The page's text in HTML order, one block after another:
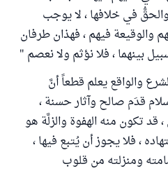
والحقُّ في خلافها ، لا يوجب
والوقيعة فيهم ، فهذان طرفان
بينهما ، فلا نؤثم ولا نعصم "
والواقع يعلم قطعاً أنَّ
قدَم صالح وآثار حسنة ،
قد تكون منه الهفوة والزلَّة هو
، فلا يجوز أن يُتبع فيها ،
ومنزلته من قلوب